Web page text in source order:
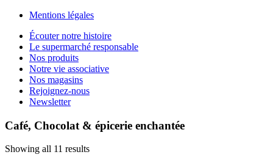
Mentions légales
Écouter notre histoire
Le supermarché responsable
Nos produits
Notre vie associative
Nos magasins
Rejoignez-nous
Newsletter
Café, Chocolat & épicerie enchantée
Showing all 11 results